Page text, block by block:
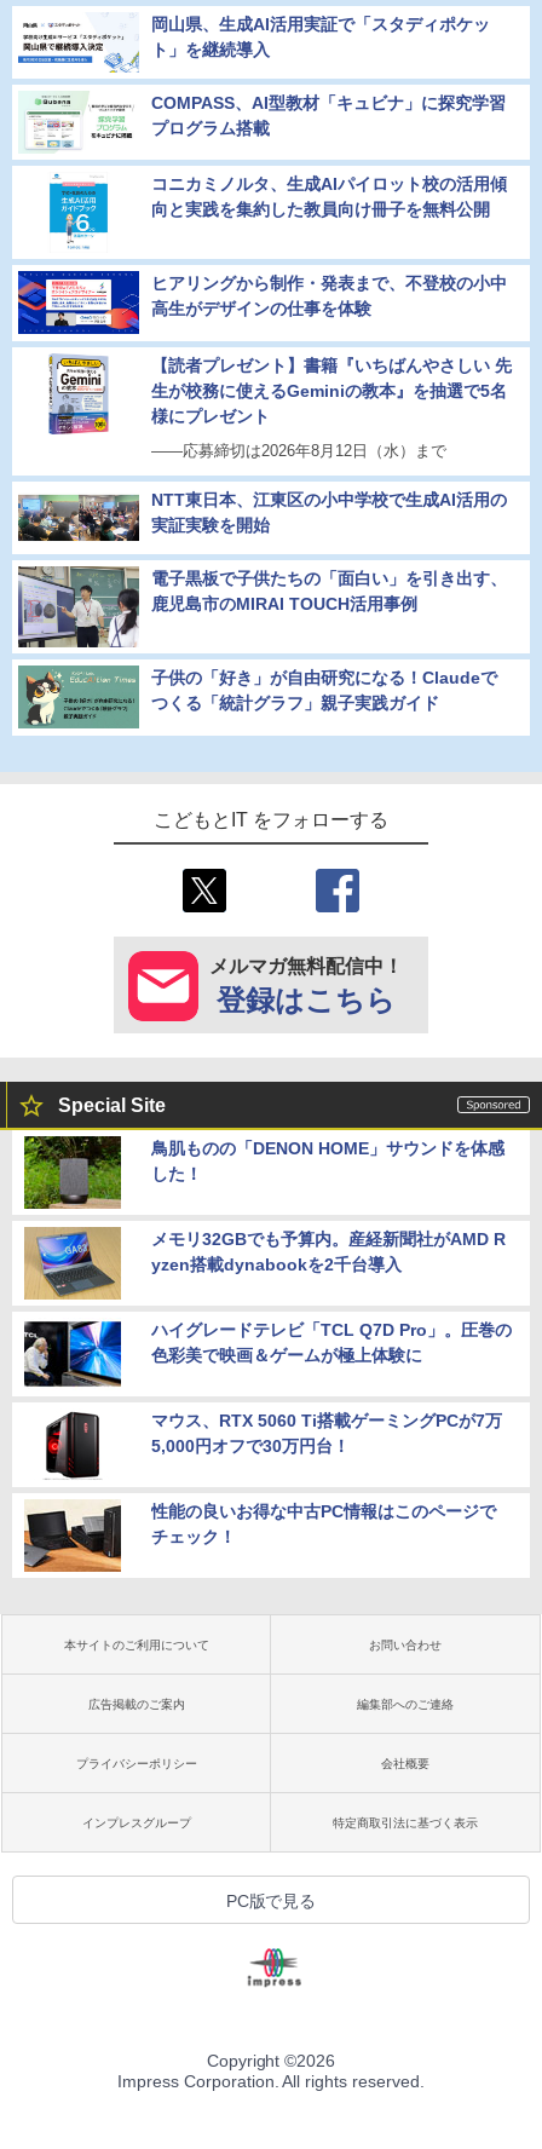
岡山県、生成AI活用実証で「スタディポケッ
ト」を継続導入
COMPASS、AI型教材「キュビナ」に探究学習
プログラム搭載
コニカミノルタ、生成AIパイロット校の活用傾
向と実践を集約した教員向け冊子を無料公開
ヒアリングから制作・発表まで、不登校の小中
高生がデザインの仕事を体験
【読者プレゼント】書籍『いちばんやさしい 先
生が校務に使えるGeminiの教本』を抽選で5名
様にプレゼント
――応募締切は2026年8月12日（水）まで
NTT東日本、江東区の小中学校で生成AI活用の
実証実験を開始
電子黒板で子供たちの「面白い」を引き出す、
鹿児島市のMIRAI TOUCH活用事例
子供の「好き」が自由研究になる！Claudeで
つくる「統計グラフ」親子実践ガイド
こどもとIT をフォローする
メルマガ無料配信中！
登録はこちら
Special Site
鳥肌ものの「DENON HOME」サウンドを体感
した！
メモリ32GBでも予算内。産経新聞社がAMD R
yzen搭載dynabookを2千台導入
ハイグレードテレビ「TCL Q7D Pro」。圧巻の
色彩美で映画＆ゲームが極上体験に
マウス、RTX 5060 Ti搭載ゲーミングPCが7万
5,000円オフで30万円台！
性能の良いお得な中古PC情報はこのページで
チェック！
本サイトのご利用について お問い合わせ
広告掲載のご案内 編集部へのご連絡
プライバシーポリシー 会社概要
インプレスグループ 特定商取引法に基づく表示
PC版で見る
Copyright ©2026
Impress Corporation. All rights reserved.